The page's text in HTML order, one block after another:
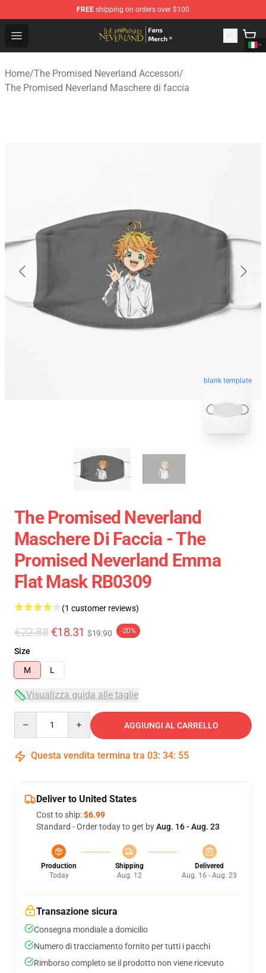
FREE shipping on orders over $100
Open menu
The Promised Neverland Store - Official The Promised
Home/The Promised Neverland Accessori/
The Promised Neverland Maschere di faccia
blank template
The Promised Neverland
Maschere Di Faccia - The
Promised Neverland Emma
Flat Mask RB0309
(1 customer reviews)
€22.88 €18.31 $19.90 -20%
Size
M
L
Visualizza guida alle taglie
AGGIUNGI AL CARRELLO
Questa vendita termina tra 03: 34: 54
Deliver to United States
Cost to ship:$6.99
Standard - Order today to get byAug. 16 - Aug. 23
Production
Today
Shipping
Aug. 12
Delivered
Aug. 16 - Aug. 23
Transazione sicura
Consegna mondiale a domicilio
Numero di tracciamento fornito per tutti i pacchi
Rimborso completo se il prodotto non viene ricevuto